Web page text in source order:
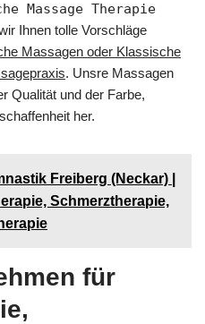
Massage Therapie
Ihnen tolle Vorschläge
Massagen oder Klassische
. Unsre Massagen
Qualität und der Farbe,
her.
Freiberg (Neckar) |
Schmerztherapie,
für